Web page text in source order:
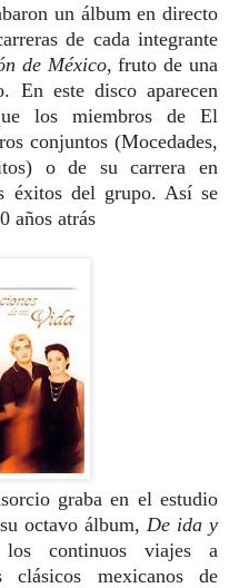
un álbum en directo
de cada integrante
de México, fruto de una
En este disco aparecen
los miembros de El
conjuntos (Mocedades,
o de su carrera en
éxitos del grupo. Así se
años atrás
graba en el estudio
octavo álbum, De ida y
continuos viajes a
clásicos mexicanos de